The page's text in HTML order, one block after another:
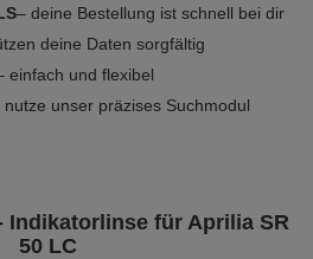
– deine Bestellung ist schnell bei dir
deine Daten sorgfältig
einfach und flexibel
nutze unser präzises Suchmodul
Indikatorlinse für Aprilia SR
50 LC